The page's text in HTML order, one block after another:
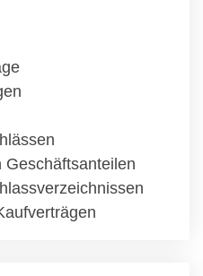
Geschäftsanteilen